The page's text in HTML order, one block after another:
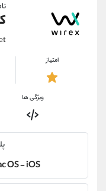
امتیاز
ویژگی ها
OS - iOS